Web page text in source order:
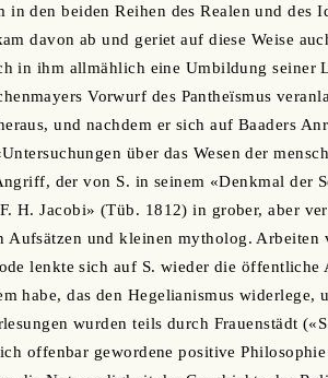
in den beiden Reihen des Realen und des
davon ab und geriet auf diese Weise
in ihm allmählich eine Umbildung seiner
Vorwurf des Pantheïsmus
und nachdem er sich auf Baaders
über das Wesen der
der von S. in seinem «Denkmal der
H. Jacobi» (Tüb. 1812) in grober, aber
Aufsätzen und kleinen mytholog. Arbeiten
lenkte sich auf S. wieder die öffentliche
habe, das den Hegelianismus widerlege,
wurden teils durch Frauenstädt
offenbar gewordene positive